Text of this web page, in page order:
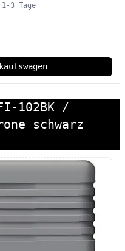
3 Tage
102BK /
schwarz